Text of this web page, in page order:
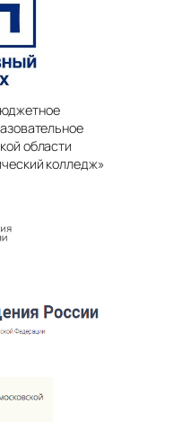
области
колледж»